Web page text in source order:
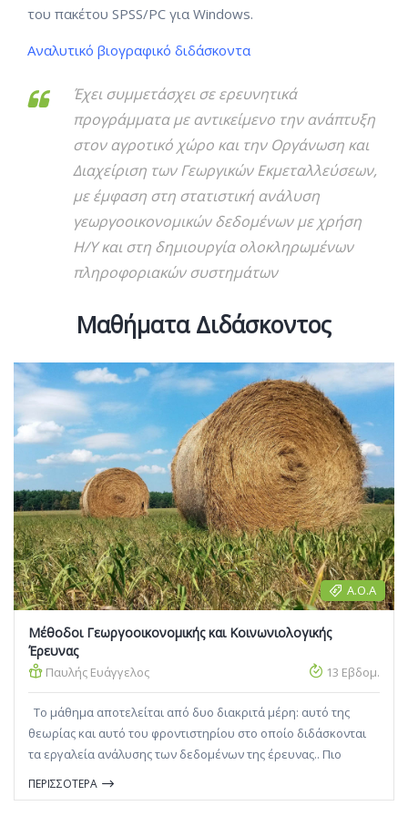
του πακέτου SPSS/PC για Windows.
Αναλυτικό βιογραφικό διδάσκοντα
Έχει συμμετάσχει σε ερευνητικά
προγράμματα με αντικείμενο την ανάπτυξη
στον αγροτικό χώρο και την Οργάνωση και
Διαχείριση των Γεωργικών Εκμεταλλεύσεων,
με έμφαση στη στατιστική ανάλυση
γεωργοοικονομικών δεδομένων με χρήση
Η/Υ και στη δημιουργία ολοκληρωμένων
πληροφοριακών συστημάτων
Μαθήματα Διδάσκοντος
Α.Ο.Α
Μέθοδοι Γεωργοοικονομικής και Κοινωνιολογικής
Έρευνας
Παυλής Ευάγγελος 13 Εβδομ.
Το μάθημα αποτελείται από δυο διακριτά μέρη: αυτό της
θεωρίας και αυτό του φροντιστηρίου στο οποίο διδάσκονται
τα εργαλεία ανάλυσης των δεδομένων της έρευνας.. Πιο
μαθήματος ο φοιτητής κατανοεί ότι ο στόχος της έρευνας είναι
ΠΕΡΙΣΣΟΤΕΡΑ